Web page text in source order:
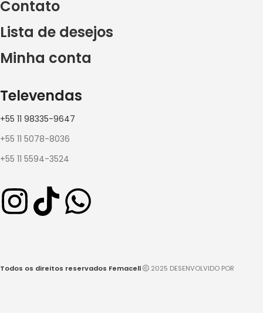
Contato
Lista de desejos
Minha conta
Televendas
+55 11 98335-9647
+55 11 5078-8036
+55 11 5594-3524
Todos os direitos reservados Femacell 2025 DESENVOLVIDO POR